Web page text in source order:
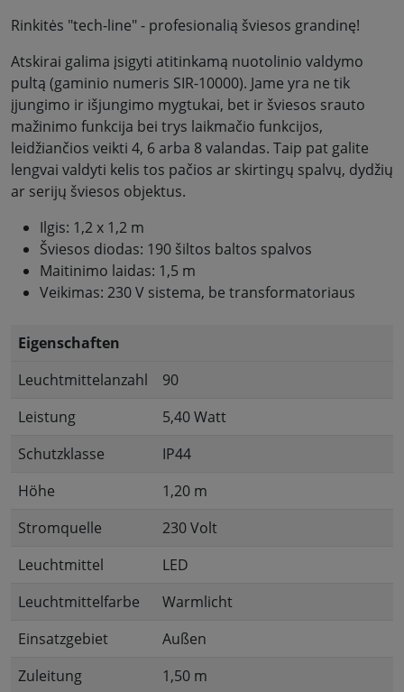
Rinkitės "tech-line" - profesionalią šviesos grandinę!
Atskirai galima įsigyti atitinkamą nuotolinio valdymo
pultą (gaminio numeris SIR-10000). Jame yra ne tik
įjungimo ir išjungimo mygtukai, bet ir šviesos srauto
mažinimo funkcija bei trys laikmačio funkcijos,
leidžiančios veikti 4, 6 arba 8 valandas. Taip pat galite
lengvai valdyti kelis tos pačios ar skirtingų spalvų, dydžių
ar serijų šviesos objektus.
Ilgis: 1,2 x 1,2 m
Šviesos diodas: 190 šiltos baltos spalvos
Maitinimo laidas: 1,5 m
Veikimas: 230 V sistema, be transformatoriaus
Eigenschaften
Leuchtmittelanzahl
90
Leistung
5,40 Watt
Schutzklasse
IP44
Höhe
1,20 m
Stromquelle
230 Volt
Leuchtmittel
LED
Leuchtmittelfarbe
Warmlicht
Einsatzgebiet
Außen
Zuleitung
1,50 m